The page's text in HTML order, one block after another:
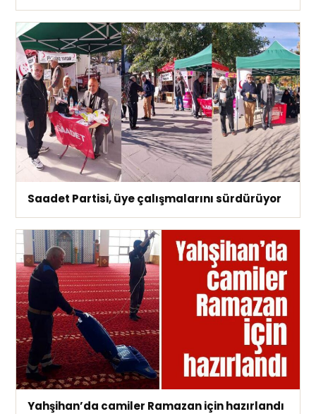
Saadet Partisi, üye çalışmalarını sürdürüyor
Yahşihan’da camiler Ramazan için hazırlandı